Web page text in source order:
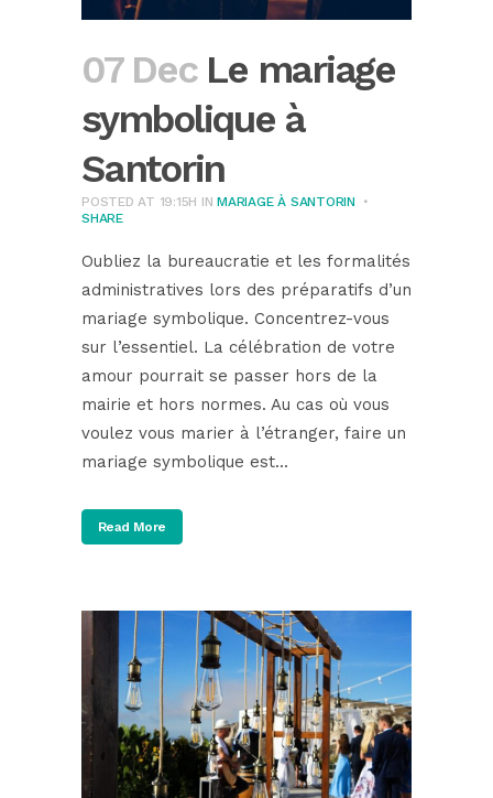
07 Dec Le mariage
symbolique à
Santorin
POSTED AT 19:15H INMARIAGE À SANTORIN
SHARE
Oubliez la bureaucratie et les formalités
administratives lors des préparatifs d’un
mariage symbolique. Concentrez-vous
sur l’essentiel. La célébration de votre
amour pourrait se passer hors de la
mairie et hors normes. Au cas où vous
voulez vous marier à l’étranger, faire un
mariage symbolique est...
Read More